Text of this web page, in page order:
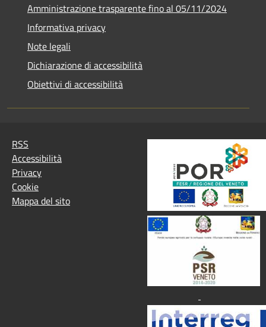
Amministrazione trasparente fino al 05/11/2024
Informativa privacy
Note legali
Dichiarazione di accessibilità
Obiettivi di accessibilità
RSS
Accessibilità
Privacy
Cookie
Mappa del sito